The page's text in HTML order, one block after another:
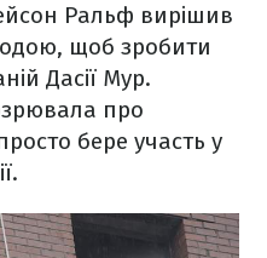
Ральф вирішив
щоб зробити
Дасії Мур.
про
бере участь у